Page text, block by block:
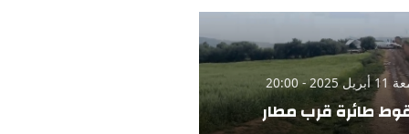
- 20:00
طائرة قرب مطار